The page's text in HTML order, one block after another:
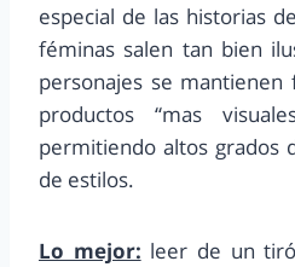
especial de las historias
féminas salen tan bien
personajes se mantienen
productos “mas
permitiendo altos grados
de estilos.
Lo mejor: leer de un